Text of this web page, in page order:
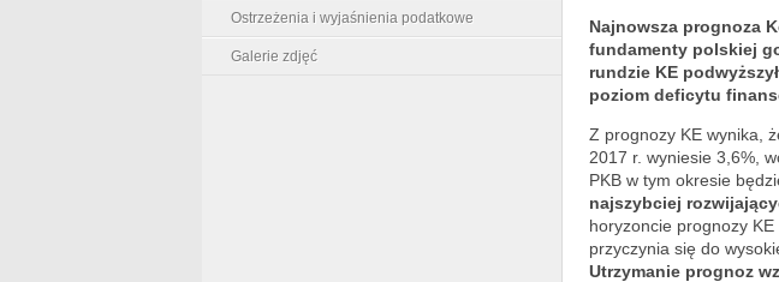
Ostrzeżenia i wyjaśnienia podatkowe
Galerie zdjęć
Najnowsza prognoza
fundamenty polskiej
rundzie KE
poziom deficytu
Z prognozy KE wynika,
2017 r. wyniesie 3,6%,
PKB w tym okresie
najszybciej
horyzoncie prognozy
przyczynia się do
Utrzymanie prognoz